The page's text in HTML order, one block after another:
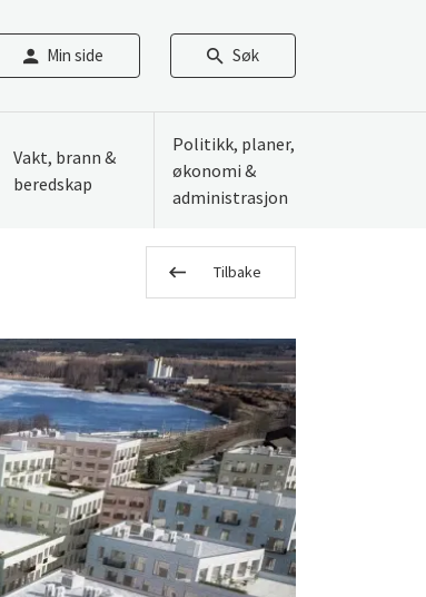
Min side Søk
Vakt, brann &
beredskap
Politikk, planer,
økonomi &
administrasjon
Tilbake